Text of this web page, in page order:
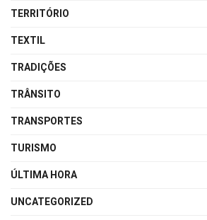
TERRITÓRIO
TEXTIL
TRADIÇÕES
TRÂNSITO
TRANSPORTES
TURISMO
ÚLTIMA HORA
UNCATEGORIZED